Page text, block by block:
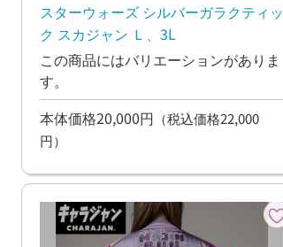
スターウォーズ シルバーガラクティッ
ク スカジャン Ｌ、3L
この商品にはバリエーションがありま
す。
本体価格20,000円 （税込価格22,000
円）